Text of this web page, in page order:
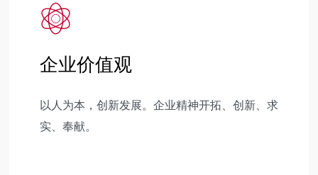
企业价值观
以人为本，创新发展。企业精神开拓、创新、求
实、奉献。